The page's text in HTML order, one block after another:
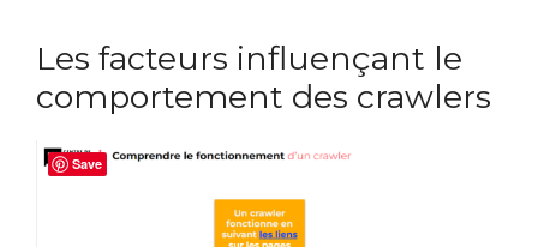
Les facteurs influençant le
comportement des crawlers
Save